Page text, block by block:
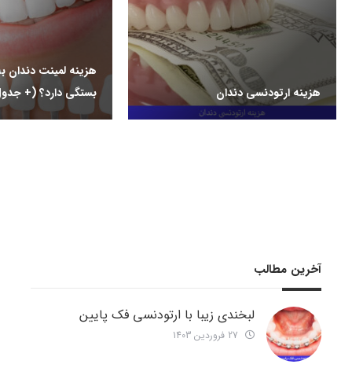
هزینه ارتودنسی دندان
هزینه لمینت دندان
بستگی دارد؟ (+
آخرین مطالب
لبخندی زیبا با ارتودنسی فک پایین